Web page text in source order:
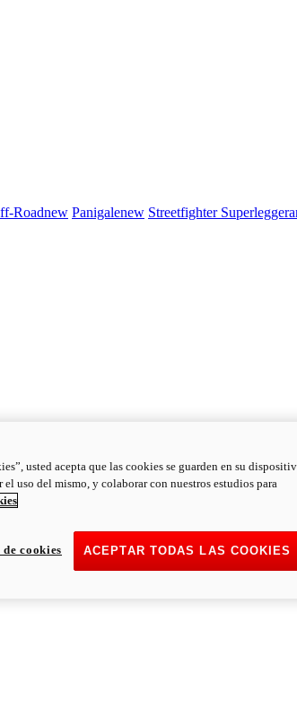
Roadnew Panigalenew Streetfighter Superleggera
usted acepta que las cookies se guarden en su
uso del mismo, y colaborar con nuestros estudios para
ACEPTAR TODAS LAS COOKIES
cookies